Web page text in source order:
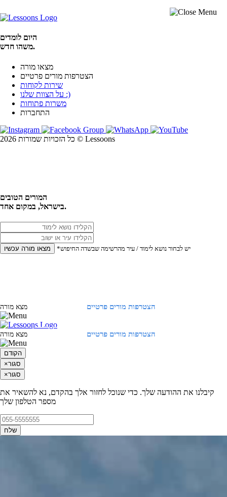
היום לומדים
משהו חדש.
מצאו מורה
הצטרפות מורים פרטיים
שירות לקוחות
על הצוות שלנו :)
משרות פתוחות
התחברות
כל הזכויות שמורות 2026 © Lessoons
המורים הטובים
בישראל, במקום אחד.
מצאו מורה עכשיו *יש לבחור נושא לימוד / עיר מהרשימה שבשדה החיפוש
הצטרפות מורים פרטיים מצא מורה
הצטרפות מורים פרטיים מצא מורה
הקודם
×סגור
×סגור
קיבלנו את ההודעה שלך. כדי שנוכל לחזור אלך בהקדם, נא להשאיר את
מספר הטלפון שלך
שלח